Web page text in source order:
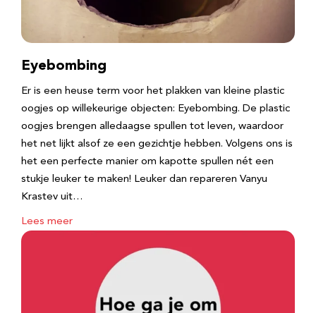
Eyebombing
Er is een heuse term voor het plakken van kleine plastic
oogjes op willekeurige objecten: Eyebombing. De plastic
oogjes brengen alledaagse spullen tot leven, waardoor
het net lijkt alsof ze een gezichtje hebben. Volgens ons is
het een perfecte manier om kapotte spullen nét een
stukje leuker te maken! Leuker dan repareren Vanyu
Krastev uit…
Lees meer